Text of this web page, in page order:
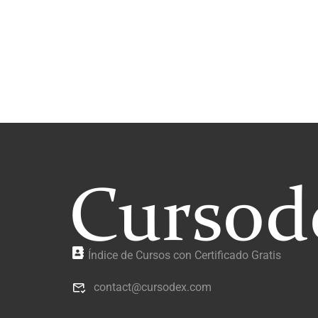
Índice de Cursos con Certificado Gratis
contact@cursodex.com